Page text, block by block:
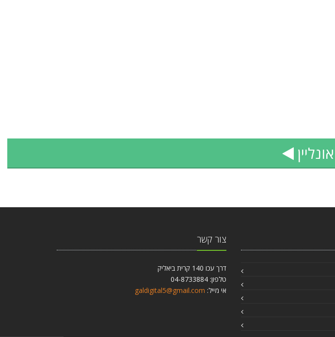
אונליין
צור קשר
דרך עכו 140 קרית ביאליק
טלפון: 04-8733884
אי מייל: galdigital5@gmail.com